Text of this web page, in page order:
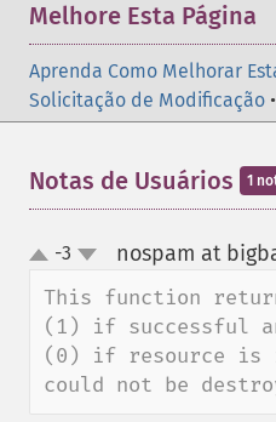
Melhore Esta Página
Aprenda Como Melhorar
Solicitação de Modificação •
Notas de Usuários 1
up-3 nospam at
This function
(1) if successful
(0) if resource is
could not be